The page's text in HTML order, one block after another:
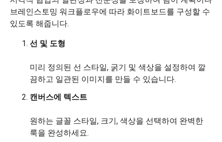
선 및 도형
미리 정의된 선 스타일, 굵기 및 색상을 설정하여 깔
끔하고 일관된 이미지를 만들 수 있습니다.
캔버스에 텍스트
원하는 글꼴 스타일, 크기, 색상을 선택하여 완벽한
룩을 완성하세요.